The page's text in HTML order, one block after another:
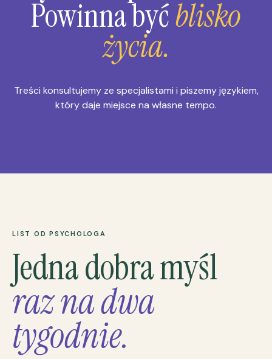
Powinna byćblisko
życia.
Treści konsultujemy ze specjalistami i piszemy językiem,
który daje miejsce na własne tempo.
LIST OD PSYCHOLOGA
Jedna dobra myśl
raz na dwa
tygodnie.